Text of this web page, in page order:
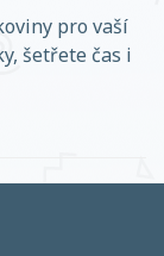
pro vaší
šetřete čas i